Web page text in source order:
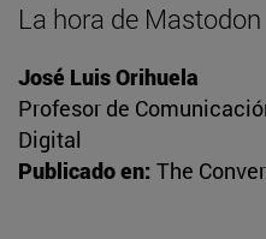
La hora de Mastodon
José Luis Orihuela
Profesor de
Digital
Publicado en: The